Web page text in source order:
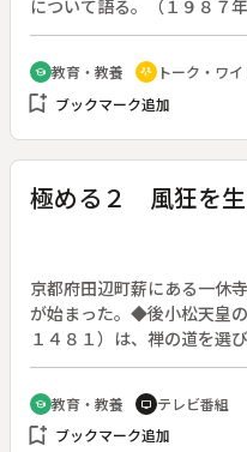
について語る。（１９８７
日、全７８回。出演者の肩
０回は三菱電機相談役・進
school 教育・教養 adaptive_audio_mic トーク・ワ
bookmark_add ブックマーク追加
極める２ 風狂を
京都府田辺町薪にある一休
が始まった。◆後小松天皇
１４８１）は、禅の道を選
休像からは想像もできぬ希
生きた。そして乱世の中を
的役割を果たした。矛盾し
偽善を見抜き、常識を笑い
school 教育・教養 tv テレビ番組
bookmark_add ブックマーク追加